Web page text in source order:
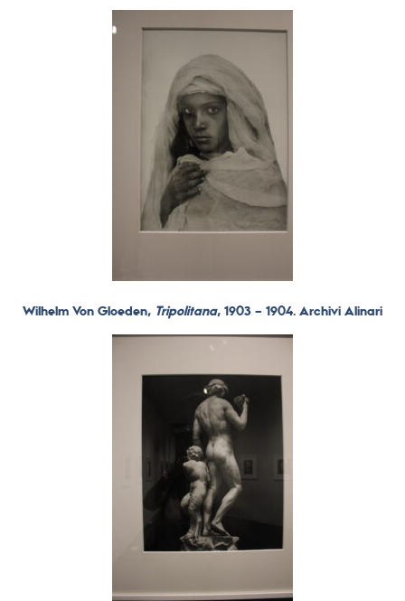
Wilhelm Von Gloeden, Tripolitana, 1903 – 1904. Archivi Alinari